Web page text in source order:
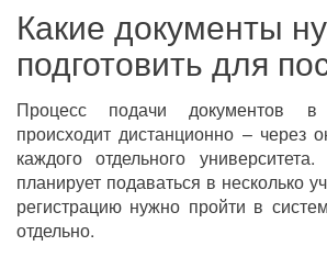
Какие документы
подготовить для
Процесс подачи документов
происходит дистанционно – через
каждого отдельного
планирует подаваться в несколько
регистрацию нужно пройти в
отдельно.